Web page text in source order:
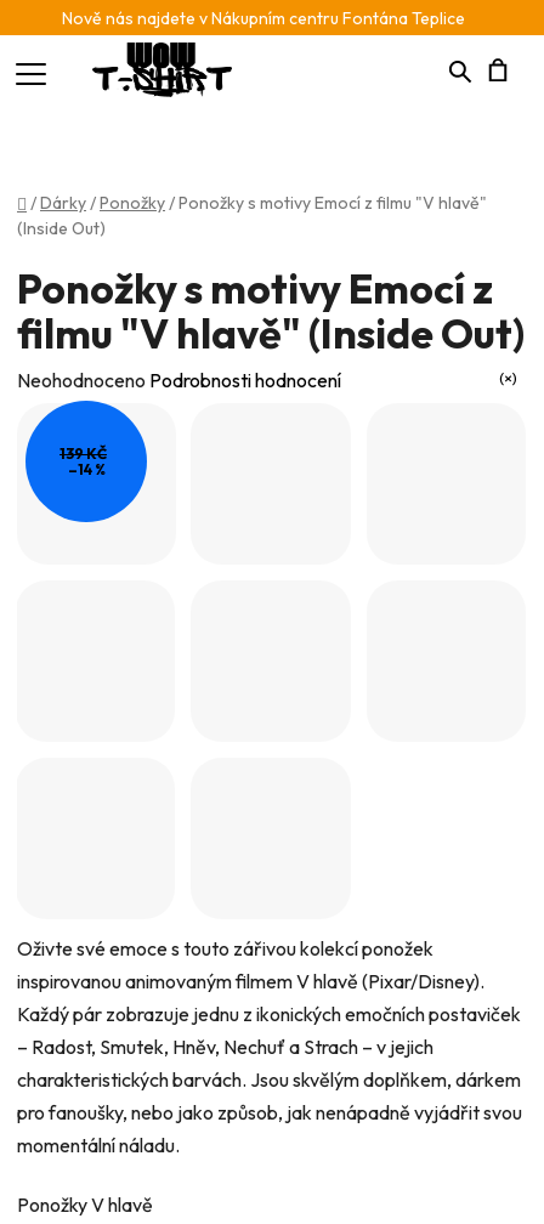
Nově nás najdete v Nákupním centru Fontána Teplice
Hledat
Domů
/Dárky/Ponožky/Ponožky s motivy Emocí z filmu "V hlavě"
(Inside Out)
Oživte své emoce s touto zářivou kolekcí ponožek
inspirovanou animovaným filmem V hlavě (Pixar/Disney).
Každý pár zobrazuje jednu z ikonických emočních postaviček
– Radost, Smutek, Hněv, Nechuť a Strach – v jejich
charakteristických barvách. Jsou skvělým doplňkem, dárkem
pro fanoušky, nebo jako způsob, jak nenápadně vyjádřit svou
momentální náladu.
Ponožky V hlavě
Ponožky s motivy Emocí z
filmu "V hlavě" (Inside Out)
Průměrné
hodnocení
produktu
je
0,0
Neohodnoceno Podrobnosti hodnocení
139 KČ
–14 %